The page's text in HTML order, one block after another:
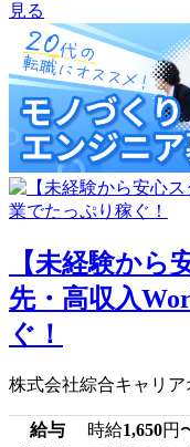
見る
【未経験から
先・高収入
ぐ！
株式会社綜合キャリア
給与 時給1,650円